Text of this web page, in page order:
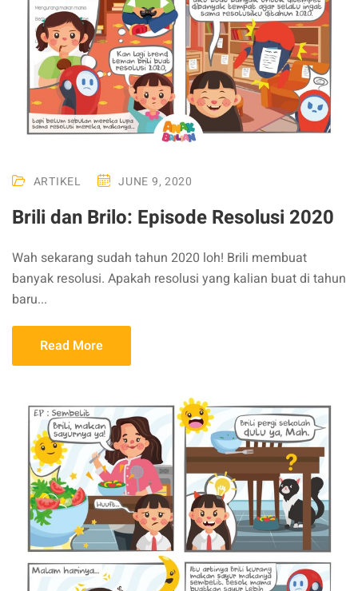
ARTIKEL JUNE 9, 2020
Brili dan Brilo: Episode Resolusi 2020
Wah sekarang sudah tahun 2020 loh! Brili membuat
banyak resolusi. Apakah resolusi yang kalian buat di tahun
baru...
Read More